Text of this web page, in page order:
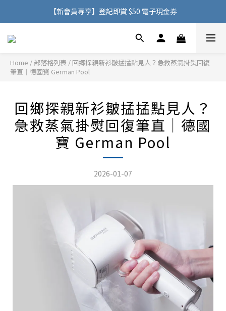
購物滿 HK$500，即可免費享用香港地區送貨服務
【新會員專享】登記即賞 $50 電子現金券
購物滿 HK$500，即可免費享用香港地區送貨服務
Home / 部落格列表 / 回鄉探親新衫皺掹掹點見人？急救蒸氣掛熨回復
筆直｜德國寶 German Pool
回鄉探親新衫皺掹掹點見人？
急救蒸氣掛熨回復筆直｜德國
寶 German Pool
2026-01-07